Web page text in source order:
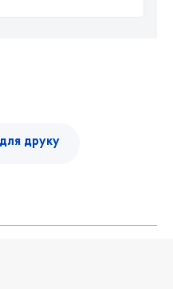
для друку